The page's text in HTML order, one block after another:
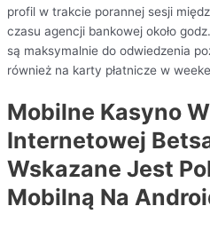
profil w trakcie porannej sesji
czasu agencji bankowej około
są maksymalnie do odwiedzenia
również na karty płatnicze w
Mobilne Kasyno
Internetowej
Wskazane Jest
Mobilną Na